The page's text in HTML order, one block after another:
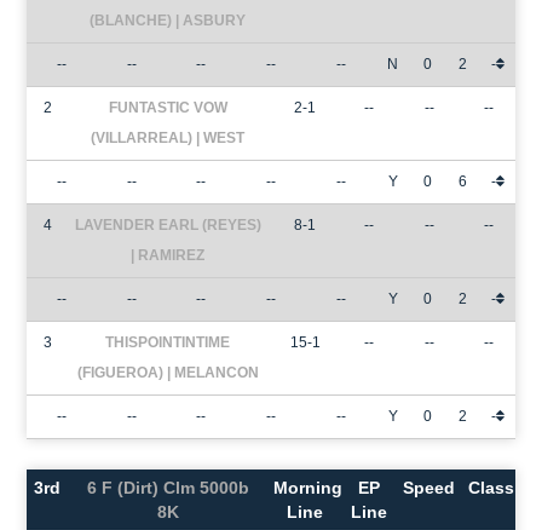
(BLANCHE) | ASBURY
-- -- -- -- -- N 0 2 -
2
FUNTASTIC VOW
(VILLARREAL) | WEST
2-1 -- -- --
-- -- -- -- -- Y 0 6 -
4
LAVENDER EARL (REYES)
| RAMIREZ
8-1 -- -- --
-- -- -- -- -- Y 0 2 -
3
THISPOINTINTIME
(FIGUEROA) | MELANCON
15-1 -- -- --
-- -- -- -- -- Y 0 2 -
3rd
6 F (Dirt) Clm 5000b
8K
Morning
Line
EP
Line
Speed Class